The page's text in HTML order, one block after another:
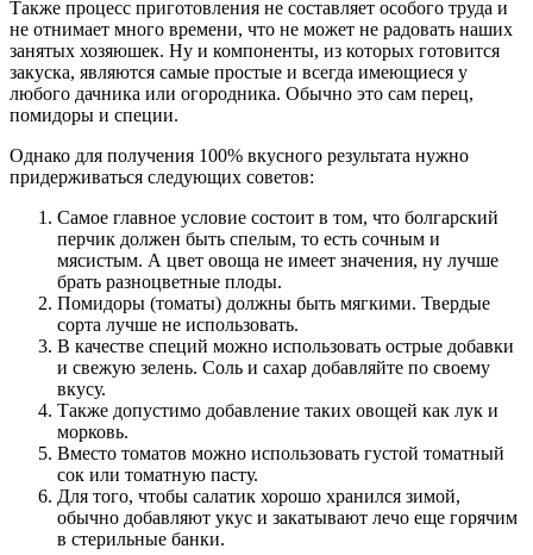
Также процесс приготовления не составляет особого труда и
не отнимает много времени, что не может не радовать наших
занятых хозяюшек. Ну и компоненты, из которых готовится
закуска, являются самые простые и всегда имеющиеся у
любого дачника или огородника. Обычно это сам перец,
помидоры и специи.
Однако для получения 100% вкусного результата нужно
придерживаться следующих советов:
Самое главное условие состоит в том, что болгарский
перчик должен быть спелым, то есть сочным и
мясистым. А цвет овоща не имеет значения, ну лучше
брать разноцветные плоды.
Помидоры (томаты) должны быть мягкими. Твердые
сорта лучше не использовать.
В качестве специй можно использовать острые добавки
и свежую зелень. Соль и сахар добавляйте по своему
вкусу.
Также допустимо добавление таких овощей как лук и
морковь.
Вместо томатов можно использовать густой томатный
сок или томатную пасту.
Для того, чтобы салатик хорошо хранился зимой,
обычно добавляют укус и закатывают лечо еще горячим
в стерильные банки.